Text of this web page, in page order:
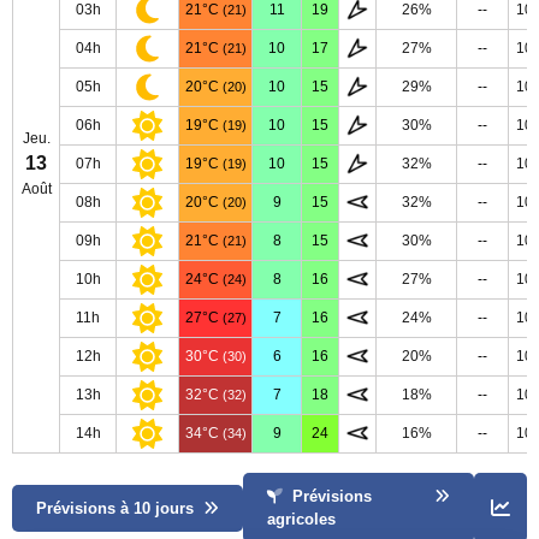
Jeu.
13
Août
03h 21°C (21) 11 19 26% --
04h 21°C (21) 10 17 27% --
05h 20°C (20) 10 15 29% --
06h 19°C (19) 10 15 30% --
07h 19°C (19) 10 15 32% --
08h 20°C (20) 9 15 32% --
09h 21°C (21) 8 15 30% --
10h 24°C (24) 8 16 27% --
11h 27°C (27) 7 16 24% --
12h 30°C (30) 6 16 20% --
13h 32°C (32) 7 18 18% --
14h 34°C (34) 9 24 16% --
Prévisions à 10 jours
Prévisions
agricoles